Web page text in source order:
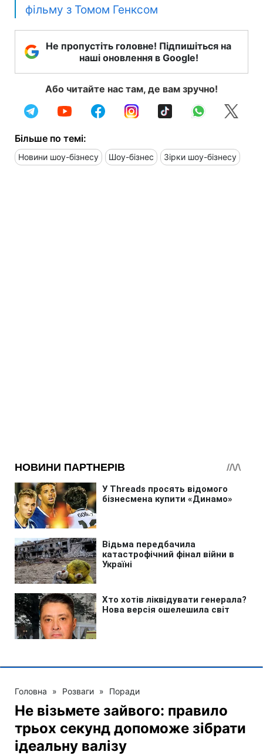
фільму з Томом Генксом
Не пропустіть головне! Підпишіться на
наші оновлення в Google!
Або читайте нас там, де вам зручно!
Більше по темі:
Новини шоу-бізнесу Шоу-бізнес Зірки шоу-бізнесу
Головна » Розваги » Поради
Не візьмете зайвого: правило
трьох секунд допоможе зібрати
ідеальну валізу